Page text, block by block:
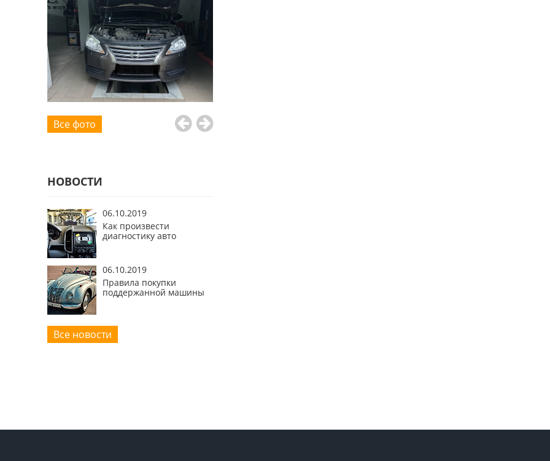
Все фото
НОВОСТИ
06.10.2019
Как произвести
диагностику авто
06.10.2019
Правила покупки
поддержанной машины
Все новости